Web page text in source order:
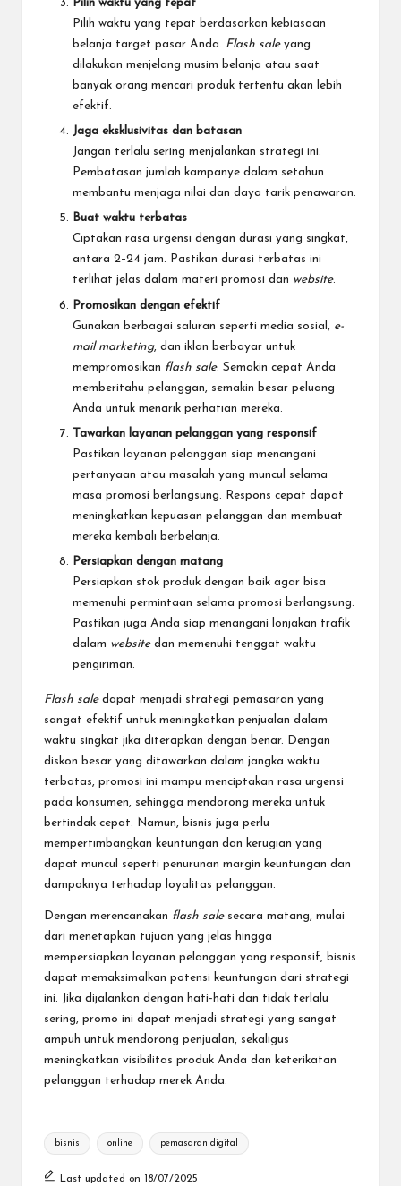
Pilih waktu yang tepat
Pilih waktu yang tepat berdasarkan kebiasaan
belanja target pasar Anda. Flash saleyang
dilakukan menjelang musim belanja atau saat
banyak orang mencari produk tertentu akan lebih
efektif.
Jaga eksklusivitas dan batasan
Jangan terlalu sering menjalankan strategi ini.
Pembatasan jumlah kampanye dalam setahun
membantu menjaga nilai dan daya tarik penawaran.
Buat waktu terbatas
Ciptakan rasa urgensi dengan durasi yang singkat,
antara 2–24 jam. Pastikan durasi terbatas ini
terlihat jelas dalam materi promosi dan website.
Promosikan dengan efektif
Gunakan berbagai saluran seperti media sosial, e-
mail marketing, dan iklan berbayar untuk
mempromosikan flash sale. Semakin cepat Anda
memberitahu pelanggan, semakin besar peluang
Anda untuk menarik perhatian mereka.
Tawarkan layanan pelanggan yang responsif
Pastikan layanan pelanggan siap menangani
pertanyaan atau masalah yang muncul selama
masa promosi berlangsung. Respons cepat dapat
meningkatkan kepuasan pelanggan dan membuat
mereka kembali berbelanja.
Persiapkan dengan matang
Persiapkan stok produk dengan baik agar bisa
memenuhi permintaan selama promosi berlangsung.
Pastikan juga Anda siap menangani lonjakan trafik
dalam website dan memenuhi tenggat waktu
pengiriman.
Flash saledapat menjadi strategi pemasaran yang
sangat efektif untuk meningkatkan penjualan dalam
waktu singkat jika diterapkan dengan benar. Dengan
diskon besar yang ditawarkan dalam jangka waktu
terbatas, promosi ini mampu menciptakan rasa urgensi
pada konsumen, sehingga mendorong mereka untuk
bertindak cepat. Namun, bisnis juga perlu
mempertimbangkan keuntungan dan kerugian yang
dapat muncul seperti penurunan margin keuntungan dan
dampaknya terhadap loyalitas pelanggan.
Dengan merencanakan flash salesecara matang, mulai
dari menetapkan tujuan yang jelas hingga
mempersiapkan layanan pelanggan yang responsif, bisnis
dapat memaksimalkan potensi keuntungan dari strategi
ini. Jika dijalankan dengan hati-hati dan tidak terlalu
sering, promo ini dapat menjadi strategi yang sangat
ampuh untuk mendorong penjualan, sekaligus
meningkatkan visibilitas produk Anda dan keterikatan
pelanggan terhadap merek Anda.
Tags:
bisnis online pemasaran digital
Last updated on 18/07/2025